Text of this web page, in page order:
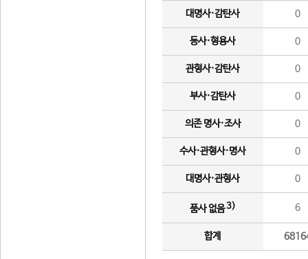
대명사·감탄사 0
동사·형용사 0
관형사·감탄사 0
부사·감탄사 0
의존 명사·조사 0
수사·관형사·명사 0
대명사·관형사 0
품사 없음3) 6
합계